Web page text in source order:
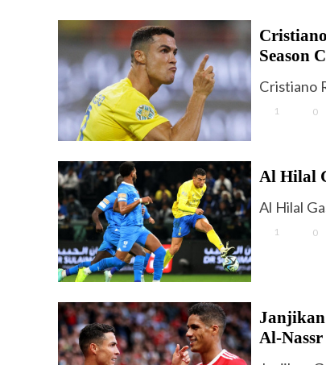
Season
Cristiano
1 0
Al Hilal
Al Hilal
1 0
Al-Nassr